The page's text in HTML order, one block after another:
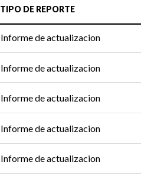
TIPO DE REPORTE
Informe de actualizacion
Informe de actualizacion
Informe de actualizacion
Informe de actualizacion
Informe de actualizacion